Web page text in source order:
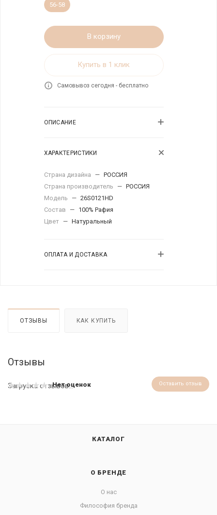
56-58
В корзину
Купить в 1 клик
Самовывоз сегодня - бесплатно
ОПИСАНИЕ
ХАРАКТЕРИСТИКИ
Страна дизайна — РОССИЯ
Страна производитель
— РОССИЯ
Модель
— 26S0121HD
Состав
—
100% Рафия
Цвет — Натуральный
ОПЛАТА И ДОСТАВКА
ОТЗЫВЫ КАК КУПИТЬ
Отзывы
Нет оценок Оставить отзыв
Загрузка отзывов...
КАТАЛОГ
О БРЕНДЕ
О нас
Философия бренда